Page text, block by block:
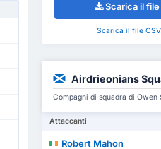
Scarica il
Scarica il file
Airdrieonians
Compagni di squadra di
Attaccanti
Robert Mahon